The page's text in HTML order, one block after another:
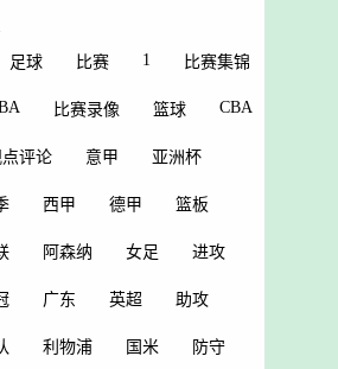
足球 比赛 1 比赛集锦
比赛录像 篮球 CBA
点评论 意甲 亚洲杯
西甲 德甲 篮板
阿森纳 女足 进攻
广东 英超 助攻
利物浦 国米 防守